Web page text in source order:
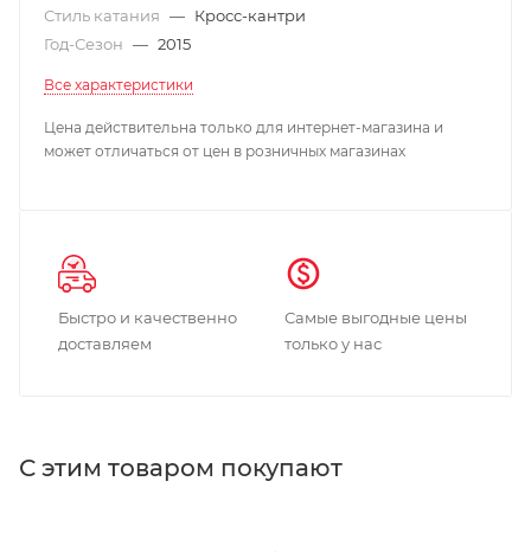
Стиль катания — Кросс-кантри
Год-Сезон — 2015
Все характеристики
Цена действительна только для интернет-магазина и
может отличаться от цен в розничных магазинах
Быстро и качественно
доставляем
Самые выгодные цены
только у нас
С этим товаром покупают